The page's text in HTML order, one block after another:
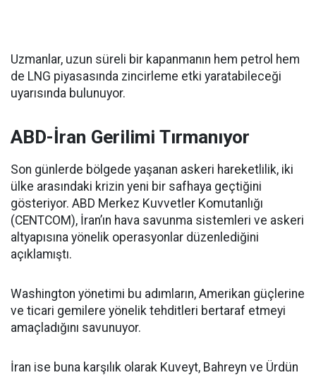
Uzmanlar, uzun süreli bir kapanmanın hem petrol hem
de LNG piyasasında zincirleme etki yaratabileceği
uyarısında bulunuyor.
ABD-İran Gerilimi Tırmanıyor
Son günlerde bölgede yaşanan askeri hareketlilik, iki
ülke arasındaki krizin yeni bir safhaya geçtiğini
gösteriyor. ABD Merkez Kuvvetler Komutanlığı
(CENTCOM), İran’ın hava savunma sistemleri ve askeri
altyapısına yönelik operasyonlar düzenlediğini
açıklamıştı.
Washington yönetimi bu adımların, Amerikan güçlerine
ve ticari gemilere yönelik tehditleri bertaraf etmeyi
amaçladığını savunuyor.
İran ise buna karşılık olarak Kuveyt, Bahreyn ve Ürdün